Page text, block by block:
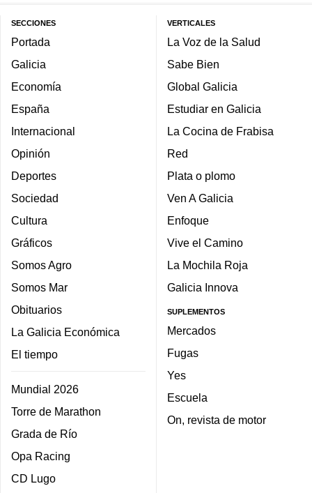
SECCIONES
Portada
Galicia
Economía
España
Internacional
Opinión
Deportes
Sociedad
Cultura
Gráficos
Somos Agro
Somos Mar
Obituarios
La Galicia Económica
El tiempo
Mundial 2026
Torre de Marathon
Grada de Río
Opa Racing
CD Lugo
VERTICALES
La Voz de la Salud
Sabe Bien
Global Galicia
Estudiar en Galicia
La Cocina de Frabisa
Red
Plata o plomo
Ven A Galicia
Enfoque
Vive el Camino
La Mochila Roja
Galicia Innova
SUPLEMENTOS
Mercados
Fugas
Yes
Escuela
On, revista de motor